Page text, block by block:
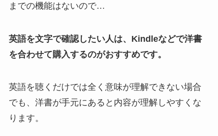
までの機能はないので…
英語を文字で確認したい人は、Kindleなどで洋書
を合わせて購入するのがおすすめです。
英語を聴くだけでは全く意味が理解できない場合
でも、洋書が手元にあると内容が理解しやすくな
ります。